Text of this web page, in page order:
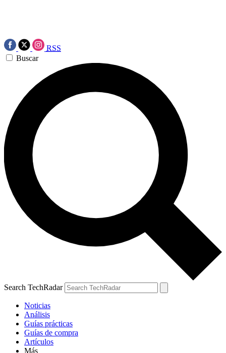
RSS
Buscar
Search TechRadar
Noticias
Análisis
Guías prácticas
Guías de compra
Artículos
Más